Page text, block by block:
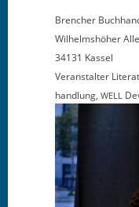
Brencher
Wil­helmshöher
34131 Kassel
Ver­anstal­ter
hand­lung, WELL